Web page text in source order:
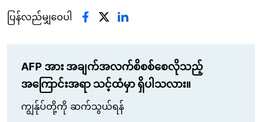
ပြန်လည်မျှဝေပါ
AFP အား အချက်အလက်စိစစ်စေလိုသည့်
အကြောင်းအရာ သင့်ထံမှာ ရှိပါသလား။
ကျွန်ုပ်တို့ကို ဆက်သွယ်ရန်